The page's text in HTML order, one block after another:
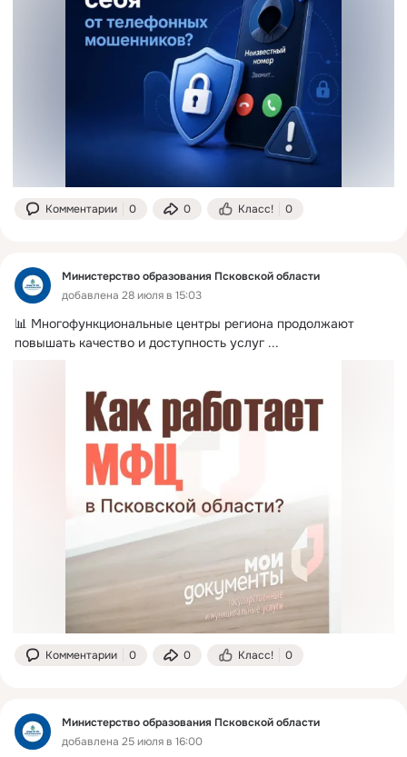
Комментарии 0 0 Класс! 0
Министерство образования Псковской области
добавлена 28 июля в 15:03
📊 Многофункциональные центры региона продолжают
повышать качество и доступность услуг ...
Комментарии 0 0 Класс! 0
Министерство образования Псковской области
добавлена 25 июля в 16:00